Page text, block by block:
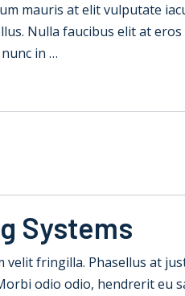
mauris at elit vulputate
Nulla faucibus elit at
in …
Systems
fringilla. Phasellus at
odio odio, hendrerit eu